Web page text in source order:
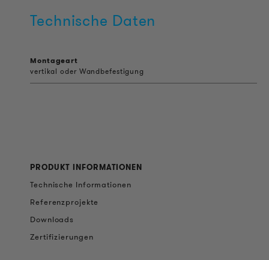
Technische Daten
Montageart
vertikal oder Wandbefestigung
PRODUKT INFORMATIONEN
Technische Informationen
Referenzprojekte
Downloads
Zertifizierungen